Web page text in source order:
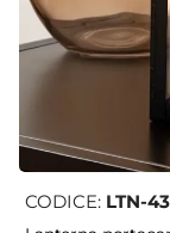
CODICE: LTN-